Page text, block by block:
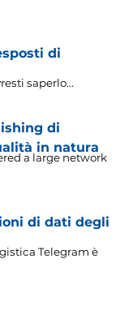
di
saperlo...
di
in natura
a large network
di dati degli
Telegram è